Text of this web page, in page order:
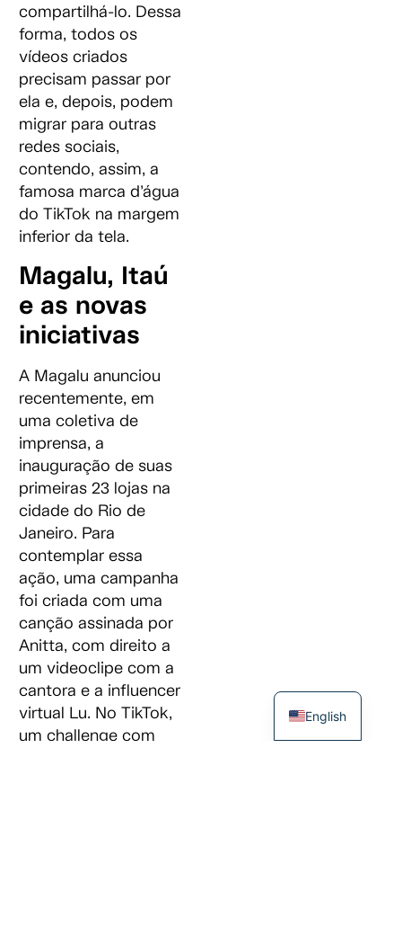
compartilhá-lo. Dessa
forma, todos os
vídeos criados
precisam passar por
ela e, depois, podem
migrar para outras
redes sociais,
contendo, assim, a
famosa marca d’água
do TikTok na margem
inferior da tela.
Magalu, Itaú
e as novas
iniciativas
A Magalu anunciou
recentemente, em
uma coletiva de
imprensa, a
inauguração de suas
primeiras 23 lojas na
cidade do Rio de
Janeiro. Para
contemplar essa
ação, uma campanha
foi criada com uma
canção assinada por
Anitta, com direito a
um videoclipe com a
cantora e a influencer
virtual Lu. No TikTok,
um challenge com
English